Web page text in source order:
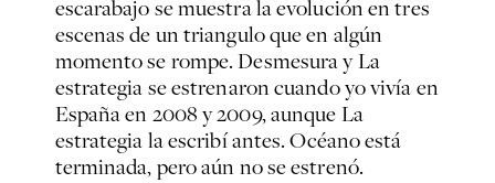
escarabajo se muestra la evolución en tres
escenas de un triangulo que en algún
momento se rompe. Desmesura y La
estrategia se estrenaron cuando yo vivía en
España en 2008 y 2009, aunque La
estrategia la escribí antes. Océano está
terminada, pero aún no se estrenó.